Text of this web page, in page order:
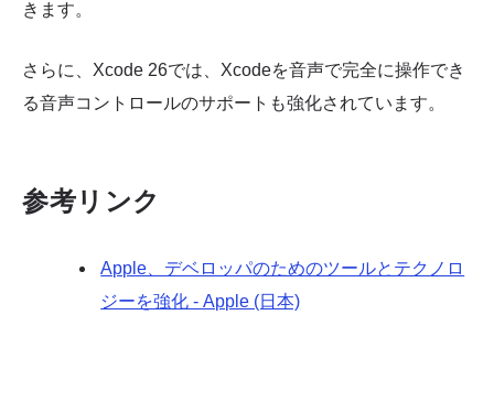
きます。
さらに、Xcode 26では、Xcodeを音声で完全に操作でき
る音声コントロールのサポートも強化されています。
参考リンク
Apple、デベロッパのためのツールとテクノロ
ジーを強化 - Apple (日本)